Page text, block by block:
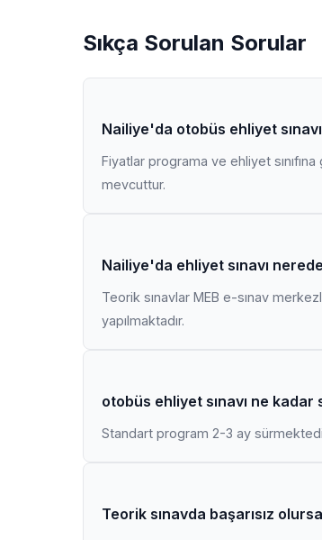
Sıkça Sorulan Sorular
Nailiye'da otobüs ehliyet
Fiyatlar programa ve ehliyet
mevcuttur.
Nailiye'da ehliyet sınavı
Teorik sınavlar MEB e-sınav
yapılmaktadır.
otobüs ehliyet sınavı ne kadar
Standart program 2-3 ay
Teorik sınavda başarısız